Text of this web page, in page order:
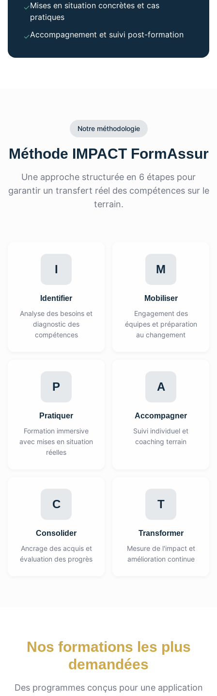
✓Mises en situation concrètes et cas
pratiques
✓Accompagnement et suivi post-formation
Notre méthodologie
Méthode IMPACT FormAssur
Une approche structurée en 6 étapes pour
garantir un transfert réel des compétences sur le
terrain.
I
Identifier
Analyse des besoins et
diagnostic des
compétences
M
Mobiliser
Engagement des
équipes et préparation
au changement
P
Pratiquer
Formation immersive
avec mises en situation
réelles
A
Accompagner
Suivi individuel et
coaching terrain
C
Consolider
Ancrage des acquis et
évaluation des progrès
T
Transformer
Mesure de l'impact et
amélioration continue
Nos formations les plus
demandées
Des programmes conçus pour une application